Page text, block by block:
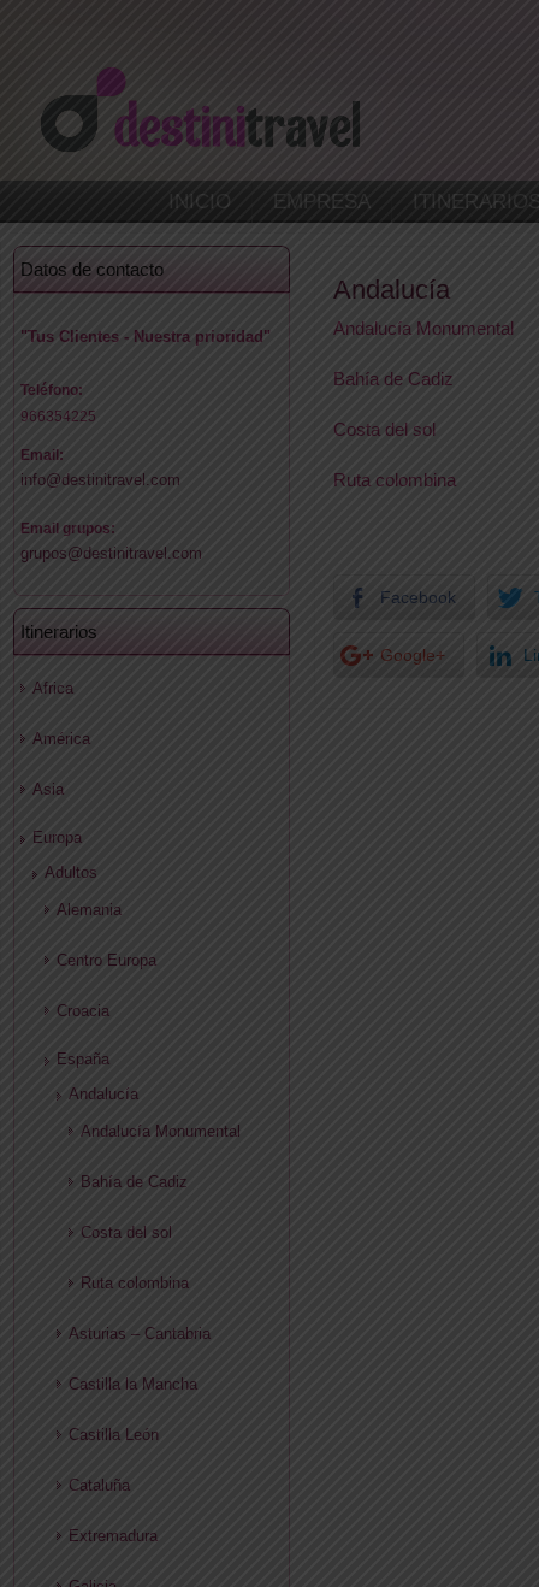
INICIO EMPRESA
Datos de contacto
"Tus Clientes - Nuestra prioridad"
Teléfono:
966354225
Email:
info@destinitravel.com
Email grupos:
grupos@destinitravel.com
Itinerarios
Africa
América
Asia
Europa
Adultos
Alemania
Centro Europa
Croacia
España
Andalucía
Andalucía Monumental
Bahía de Cadiz
Costa del sol
Ruta colombina
Asturias – Cantabria
Castilla la Mancha
Castilla León
Cataluña
Extremadura
Andalucía
Andalucía Monumental
Bahía de Cadiz
Costa del sol
Ruta colombina
Facebook
Google+